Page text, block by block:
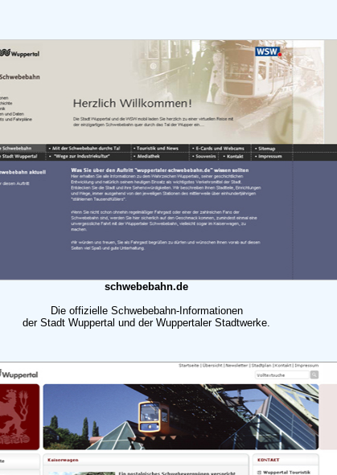
schwebebahn.de
Die offizielle Schwebebahn-Informationen
der Stadt Wuppertal und der Wuppertaler Stadtwerke.